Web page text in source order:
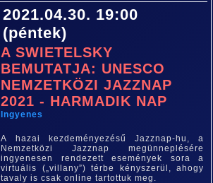
2021.04.30. 19:00
(péntek)
A SWIETELSKY
BEMUTATJA: UNESCO
NEMZETKÖZI JAZZNAP
2021 - HARMADIK NAP
Ingyenes
A hazai kezdeményezésű Jazznap-hu, a
Nemzetközi Jazznap megünneplésére
ingyenesen rendezett események sora a
virtuális („villany”) térbe kényszerül, ahogy
tavaly is csak online tartottuk meg.